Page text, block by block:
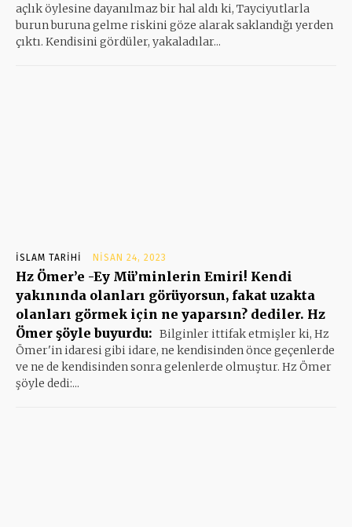
açlık öylesine dayanılmaz bir hal aldı ki, Tayciyutlarla
burun buruna gelme riskini göze alarak saklandığı yerden
çıktı. Kendisini gördüler, yakaladılar...
İSLAM TARIHI NISAN 24, 2023
Hz Ömer’e -Ey Mü’minlerin Emiri! Kendi
yakınında olanları görüyorsun, fakat uzakta
olanları görmek için ne yaparsın? dediler. Hz
Ömer şöyle buyurdu: Bilginler ittifak etmişler ki, Hz
Ömer'in idaresi gibi idare, ne kendisinden önce geçenlerde
ve ne de kendisinden sonra gelenlerde olmuştur. Hz Ömer
şöyle dedi:...